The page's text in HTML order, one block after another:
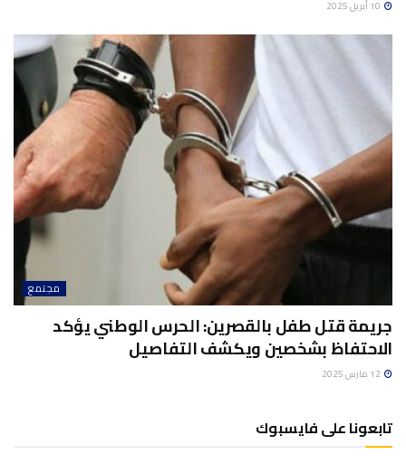
مجتمع
جريمة قتل طفل بالقصرين: الحرس الوطني يؤكد
الاحتفاظ بشخصين ويكشف التفاصيل
تابعونا على فايسبوك